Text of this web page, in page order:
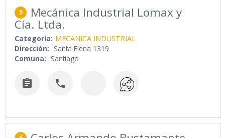
5 Mecánica Industrial Lomax y
Cía. Ltda.
Categoría: MECANICA INDUSTRIAL
Dirección: Santa Elena 1319
Comuna: Santiago
 